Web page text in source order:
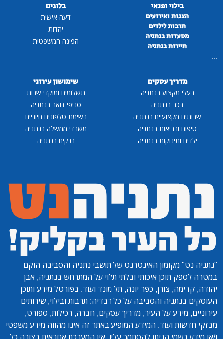
בילוי ופנאי
הצגות ואירועים
תרבות לילדים
מסעדות בנתניה
תיירות בנתניה
בלוגים
דעה אישית
יהדות
הפינה המשפטית
מדריך עסקים
בעלי מקצוע בנתניה
רכב בנתניה
שרותים מקצועיים בנתניה
טיפוח ובריאות בנתניה
ילדים ותינוקות בנתניה
שימושון עירוני
תשלומים ומוקדי שרות
סניפי דואר בנתניה
רשימת טלפונים חיוניים
משרדי ממשלה בנתניה
בנקים בנתניה
"נתניה נט" מקומון האינטרנט של תושבי נתניה והסביבה הוקם
במטרה לספק תוכן איכותי ובלתי תלוי על המתרחש בנתניה, אבן
יהודה, קדימה, צורן, כפר יונה, תל מונד ועוד. בפורטל מידע ותוכן
העוסקים בנתניה והסביבה על כל רבדיה: תרבות ובילוי, שירותים
עירוניים, מידע על העיר, מדריך עסקים, חברה, רכילות, ספורט,
מבזקי חדשות ועוד. המידע המופיע באתר זה אינו מהווה מידע משפטי
ו/או מידע רשמי הניתן להסתמך עליו. אין המערכת אחראית בצורה כל